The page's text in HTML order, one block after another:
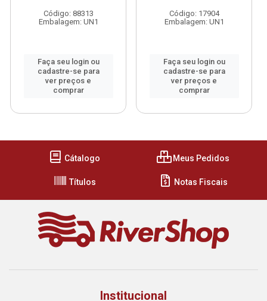
Código: 88313
Embalagem: UN1
Faça seu login ou
cadastre-se para
ver preços e
comprar
Código: 17904
Embalagem: UN1
Faça seu login ou
cadastre-se para
ver preços e
comprar
Cátalogo Meus Pedidos
Títulos Notas Fiscais
Institucional